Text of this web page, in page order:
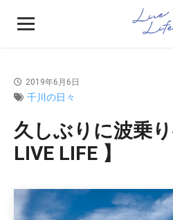
2019年6月6日
千川の日々
久しぶりに波乗
LIVE LIFE 】